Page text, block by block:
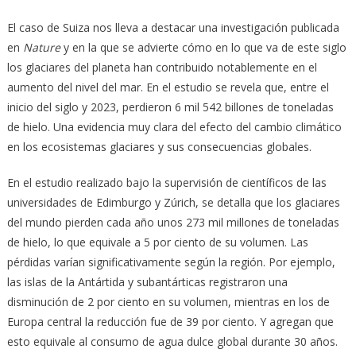
El caso de Suiza nos lleva a destacar una investigación publicada
en Naturey en la que se advierte cómo en lo que va de este siglo
los glaciares del planeta han contribuido notablemente en el
aumento del nivel del mar. En el estudio se revela que, entre el
inicio del siglo y 2023, perdieron 6 mil 542 billones de toneladas
de hielo. Una evidencia muy clara del efecto del cambio climático
en los ecosistemas glaciares y sus consecuencias globales.
En el estudio realizado bajo la supervisión de científicos de las
universidades de Edimburgo y Zúrich, se detalla que los glaciares
del mundo pierden cada año unos 273 mil millones de toneladas
de hielo, lo que equivale a 5 por ciento de su volumen. Las
pérdidas varían significativamente según la región. Por ejemplo,
las islas de la Antártida y subantárticas registraron una
disminución de 2 por ciento en su volumen, mientras en los de
Europa central la reducción fue de 39 por ciento. Y agregan que
esto equivale al consumo de agua dulce global durante 30 años.